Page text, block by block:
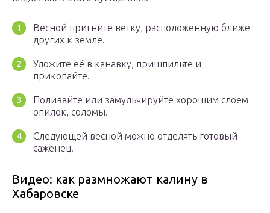
Весной пригните ветку, расположенную ближе
других к земле.
Уложите её в канавку, пришпильте и
прикопайте.
Поливайте или замульчируйте хорошим слоем
опилок, соломы.
Следующей весной можно отделять готовый
саженец.
Видео: как размножают калину в
Хабаровске